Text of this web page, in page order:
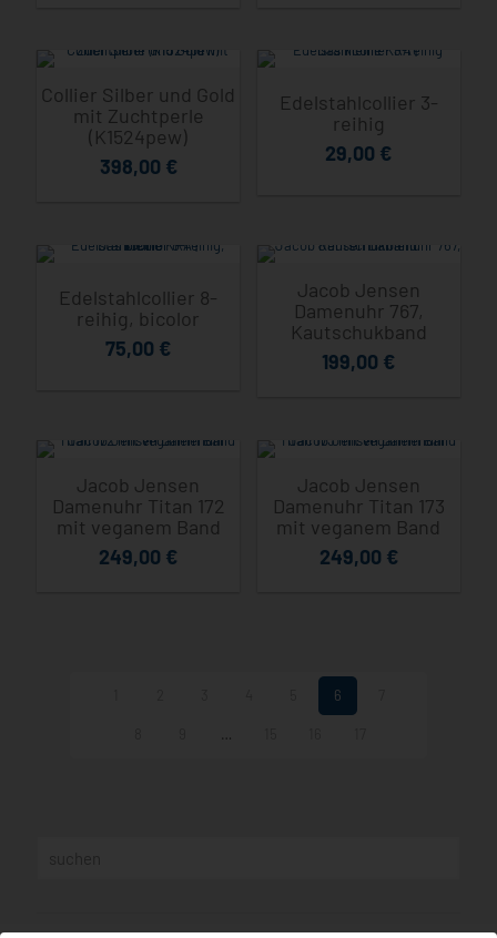
Collier Silber und Gold
mit Zuchtperle
(K1524pew)
398,00 €
Edelstahlcollier 3-
reihig
29,00 €
Edelstahlcollier 8-
reihig, bicolor
75,00 €
Jacob Jensen
Damenuhr 767,
Kautschukband
199,00 €
Jacob Jensen
Damenuhr Titan 172
mit veganem Band
249,00 €
Jacob Jensen
Damenuhr Titan 173
mit veganem Band
249,00 €
6
…